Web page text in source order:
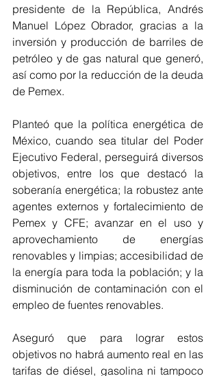
presidente de la República, Andrés
Manuel López Obrador, gracias a la
inversión y producción de barriles de
petróleo y de gas natural que generó,
así como por la reducción de la deuda
de Pemex.
Planteó que la política energética de
México, cuando sea titular del Poder
Ejecutivo Federal, perseguirá diversos
objetivos, entre los que destacó la
soberanía energética; la robustez ante
agentes externos y fortalecimiento de
Pemex y CFE; avanzar en el uso y
aprovechamiento de energías
renovables y limpias; accesibilidad de
la energía para toda la población; y la
disminución de contaminación con el
empleo de fuentes renovables.
Aseguró que para lograr estos
objetivos no habrá aumento real en las
tarifas de diésel, gasolina ni tampoco